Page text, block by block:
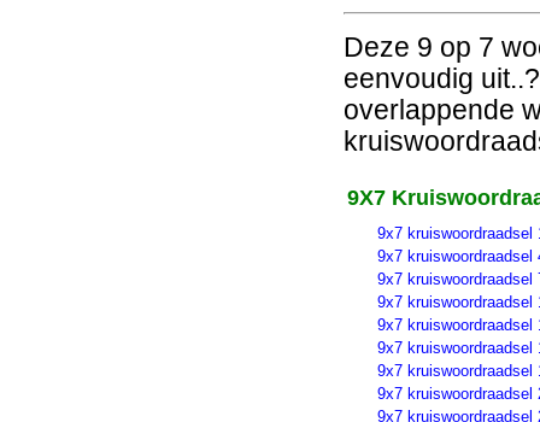
Deze 9 op 7
eenvoudig
overlappende
9X7
9x7 kruiswoordraadsel
9x7 kruiswoordraadsel
9x7 kruiswoordraadsel
9x7 kruiswoordraadsel
9x7 kruiswoordraadsel
9x7 kruiswoordraadsel
9x7 kruiswoordraadsel
9x7 kruiswoordraadsel
9x7 kruiswoordraadsel